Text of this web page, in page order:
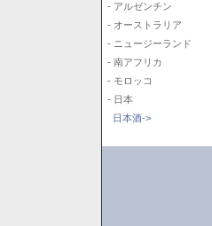
- アルゼンチン
- オーストラリア
- ニュージーランド
- 南アフリカ
- モロッコ
- 日本
日本酒->